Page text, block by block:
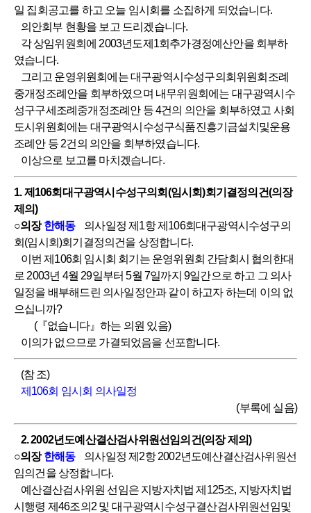
일 집회공고를 하고 오늘 임시회를 소집하게 되었습니다.
의안회부 현황을 보고 드리겠습니다.
각 상임위원회에 2003년도제1회추가경정예산안을 회부하
였습니다.
그리고 운영위원회에는 대구광역시수성구의회위원회조례
중개정조례안을 회부하였으며 내무위원회에는 대구광역시수
성구구세조례중개정조례안 등 4건의 의안을 회부하였고 사회
도시위원회에는 대구광역시수성구식품진흥기금설치및운용
조례안 등 2건의 의안을 회부하였습니다.
이상으로 보고를 마치겠습니다.
1. 제106회대구광역시수성구의회(임시회)회기결정의건(의장
제의)
○의장한해동의사일정 제1항 제106회대구광역시수성구의
회(임시회)회기결정의건을 상정합니다.
이번 제106회 임시회 회기는 운영위원회 간담회시 협의한대
로 2003년 4월 29일부터 5월 7일까지 9일간으로 하고 그 의사
일정을 배부해드린 의사일정안과 같이 하고자 하는데 이의 없
으십니까?
(『없습니다』하는 의원 있음)
이의가 없으므로 가결되었음을 선포합니다.
(참 조)
제106회 임시회 의사일정
(부록에 실음)
2. 2002년도예산결산검사위원선임의건(의장 제의)
○의장한해동의사일정 제2항 2002년도예산결산검사위원선
임의건을 상정합니다.
예산결산검사위원 선임은 지방자치법 제125조, 지방자치법
시행령 제46조의2 및 대구광역시수성구결산검사위원선임및